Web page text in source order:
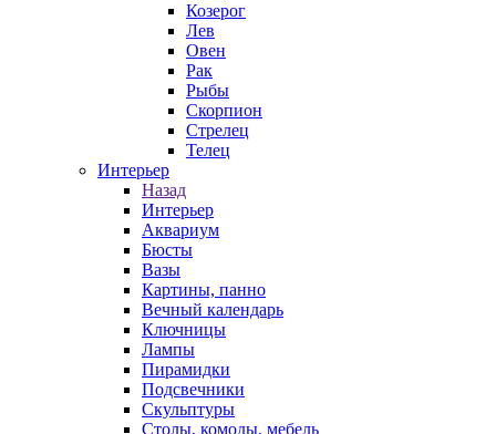
Козерог
Лев
Овен
Рак
Рыбы
Скорпион
Стрелец
Телец
Интерьер
Назад
Интерьер
Аквариум
Бюсты
Вазы
Картины, панно
Вечный календарь
Ключницы
Лампы
Пирамидки
Подсвечники
Скульптуры
Столы, комоды, мебель